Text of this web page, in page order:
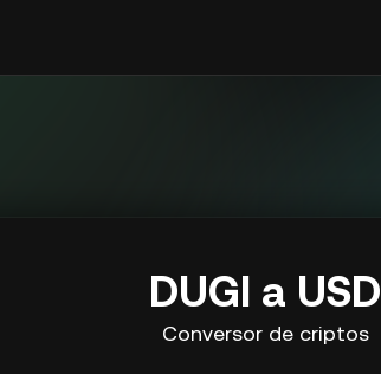
DUGI a USD
Conversor de criptos